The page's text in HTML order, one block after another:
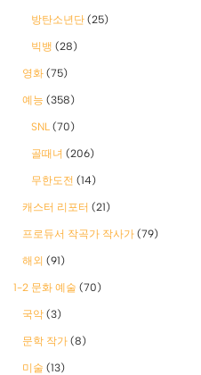
방탄소년단 (25)
빅뱅 (28)
영화 (75)
예능 (358)
SNL (70)
골때녀 (206)
무한도전 (14)
캐스터 리포터 (21)
프로듀서 작곡가 작사가 (79)
해외 (91)
1-2 문화 예술 (70)
국악 (3)
문학 작가 (8)
미술 (13)